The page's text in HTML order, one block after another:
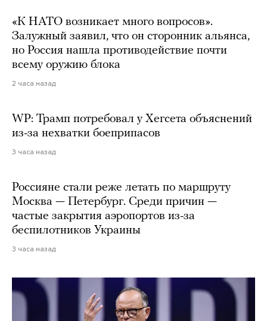
«К НАТО возникает много вопросов».
Залужный заявил, что он сторонник альянса,
но Россия нашла противодействие почти
всему оружию блока
2 часа назад
WP: Трамп потребовал у Хегсета объяснений
из-за нехватки боеприпасов
3 часа назад
Россияне стали реже летать по маршруту
Москва — Петербург. Среди причин —
частые закрытия аэропортов из-за
беспилотников Украины
3 часа назад